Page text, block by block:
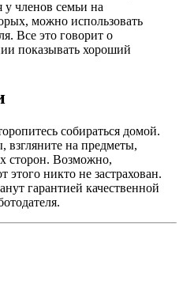
у членов семьи на
можно использовать
Все это говорит о
показывать хороший
собираться домой.
взгляните на предметы,
сторон. Возможно,
никто не застрахован.
гарантией качественной